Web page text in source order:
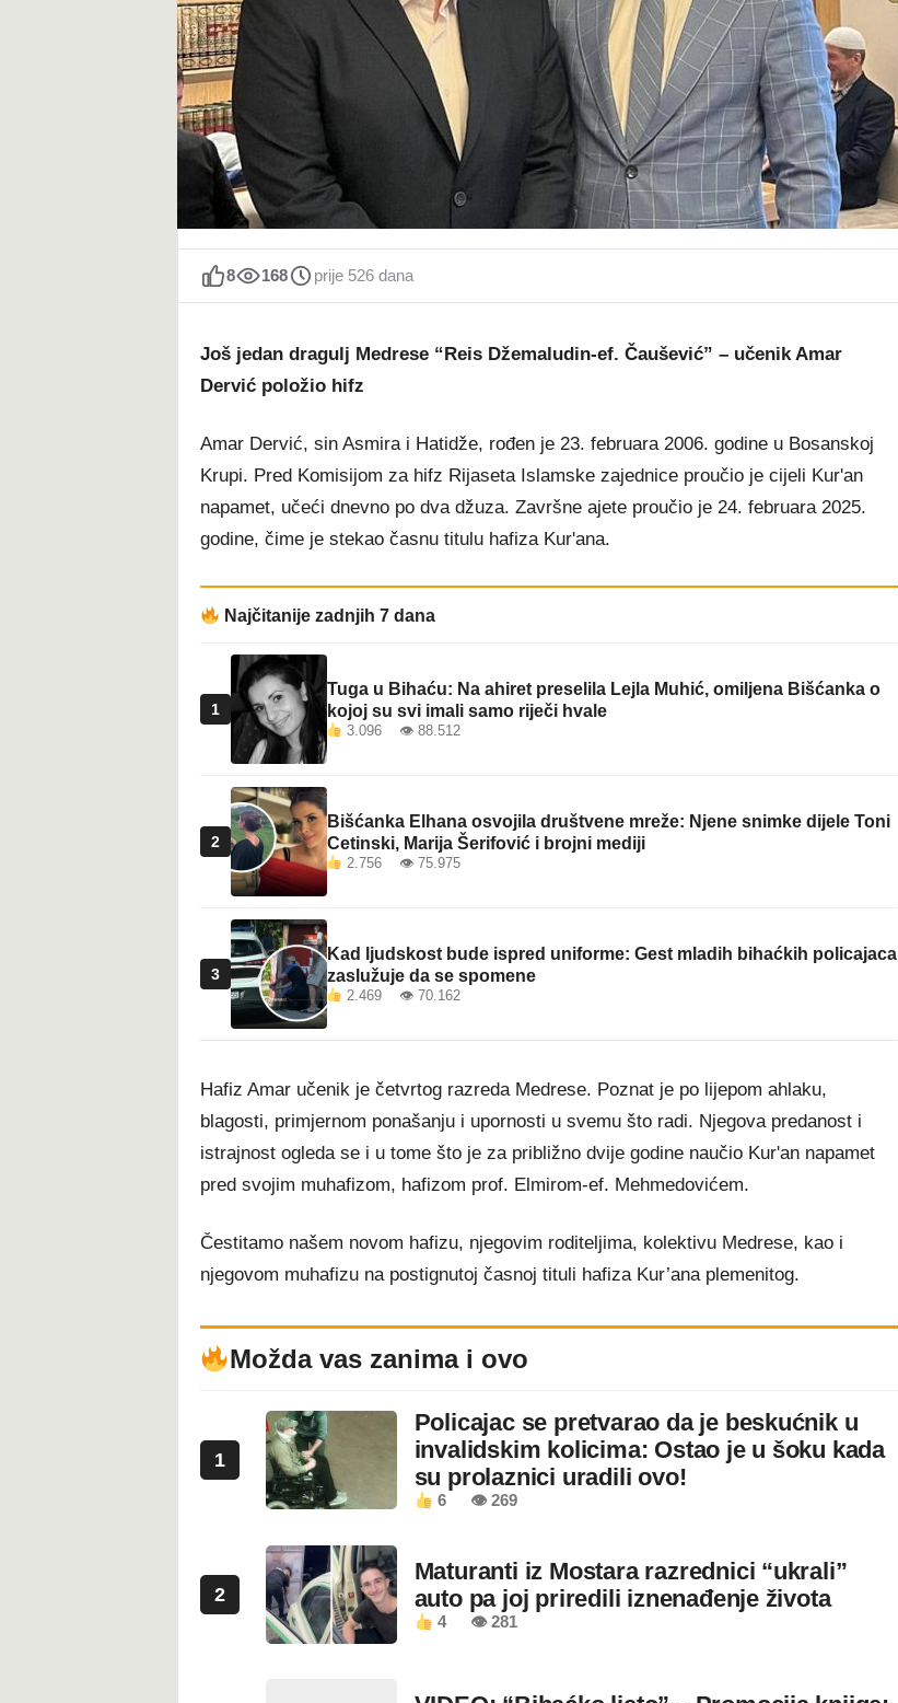
8 168 prije 526 dana
Još jedan dragulj Medrese “Reis Džemaludin-ef. Čaušević” – učenik Amar
Dervić položio hifz
Amar Dervić, sin Asmira i Hatidže, rođen je 23. februara 2006. godine u Bosanskoj
Krupi. Pred Komisijom za hifz Rijaseta Islamske zajednice proučio je cijeli Kur'an
napamet, učeći dnevno po dva džuza. Završne ajete proučio je 24. februara 2025.
godine, čime je stekao časnu titulu hafiza Kur'ana.
Najčitanije zadnjih 7 dana
1
Tuga u Bihaću: Na ahiret preselila Lejla Muhić, omiljena Bišćanka o
kojoj su svi imali samo riječi hvale
3.096 👁 88.512
2
Bišćanka Elhana osvojila društvene mreže: Njene snimke dijele Toni
Cetinski, Marija Šerifović i brojni mediji
2.756 👁 75.975
3
Kad ljudskost bude ispred uniforme: Gest mladih bihaćkih policajaca
zaslužuje da se spomene
2.469 👁 70.162
Hafiz Amar učenik je četvrtog razreda Medrese. Poznat je po lijepom ahlaku,
blagosti, primjernom ponašanju i upornosti u svemu što radi. Njegova predanost i
istrajnost ogleda se i u tome što je za približno dvije godine naučio Kur'an napamet
pred svojim muhafizom, hafizom prof. Elmirom-ef. Mehmedovićem.
Čestitamo našem novom hafizu, njegovim roditeljima, kolektivu Medrese, kao i
njegovom muhafizu na postignutoj časnoj tituli hafiza Kur’ana plemenitog.
Možda vas zanima i ovo
1
Policajac se pretvarao da je beskućnik u
invalidskim kolicima: Ostao je u šoku kada
su prolaznici uradili ovo!
6 👁 269
2
Maturanti iz Mostara razrednici “ukrali”
auto pa joj priredili iznenađenje života
4 👁 281